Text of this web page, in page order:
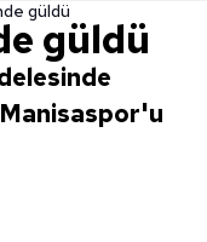
güldü
güldü